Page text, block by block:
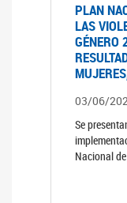
PLAN
LAS
GÉNERO
03/06/
Se
Nacional